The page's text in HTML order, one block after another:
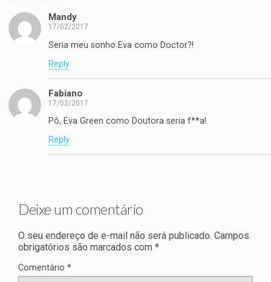
Mandy
17/02/2017
Seria meu sonho Eva como Doctor?!
Reply
Fabiano
17/02/2017
Pô, Eva Green como Doutora seria f**a!
Reply
Deixe um comentário
O seu endereço de e-mail não será publicado. Campos
obrigatórios são marcados com *
Comentário *